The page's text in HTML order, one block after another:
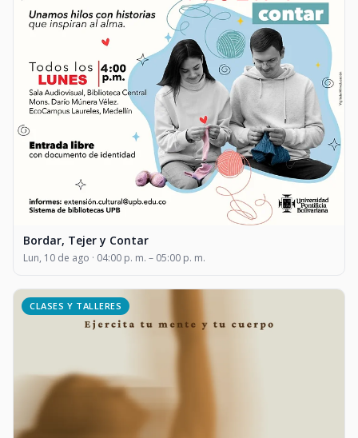
Bordar, Tejer y Contar
Lun, 10 de ago · 04:00 p. m. – 05:00 p. m.
CLASES Y TALLERES